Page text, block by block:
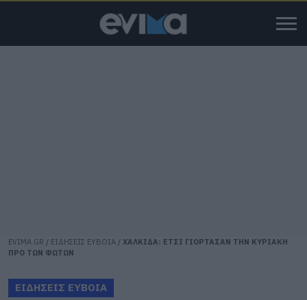
EVIMA.GR / ΕΙΔΗΣΕΙΣ ΕΥΒΟΙΑ / ΧΑΛΚΙΔΑ: ΕΤΣΙ ΓΙΟΡΤΑΣΑΝ ΤΗΝ ΚΥΡΙΑΚΗ
ΠΡΟ ΤΩΝ ΦΩΤΩΝ
ΕΙΔΗΣΕΙΣ ΕΥΒΟΙΑ